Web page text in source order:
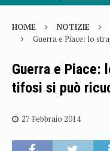
HOME NOTIZIE
Guerra e Piace: lo
Guerra e Piace:
tifosi si può
27 Febbraio 2014